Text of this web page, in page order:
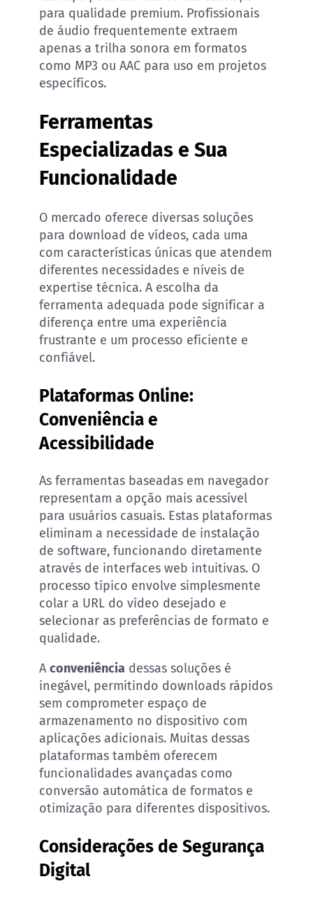
para qualidade premium. Profissionais
de áudio frequentemente extraem
apenas a trilha sonora em formatos
como MP3 ou AAC para uso em projetos
específicos.
Ferramentas
Especializadas e Sua
Funcionalidade
O mercado oferece diversas soluções
para download de vídeos, cada uma
com características únicas que atendem
diferentes necessidades e níveis de
expertise técnica. A escolha da
ferramenta adequada pode significar a
diferença entre uma experiência
frustrante e um processo eficiente e
confiável.
Plataformas Online:
Conveniência e
Acessibilidade
As ferramentas baseadas em navegador
representam a opção mais acessível
para usuários casuais. Estas plataformas
eliminam a necessidade de instalação
de software, funcionando diretamente
através de interfaces web intuitivas. O
processo típico envolve simplesmente
colar a URL do vídeo desejado e
selecionar as preferências de formato e
qualidade.
A conveniência dessas soluções é
inegável, permitindo downloads rápidos
sem comprometer espaço de
armazenamento no dispositivo com
aplicações adicionais. Muitas dessas
plataformas também oferecem
funcionalidades avançadas como
conversão automática de formatos e
otimização para diferentes dispositivos.
Considerações de Segurança
Digital